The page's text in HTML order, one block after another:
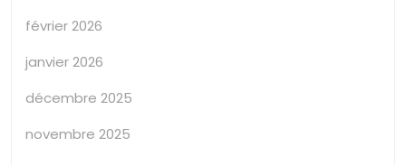
février 2026
janvier 2026
décembre 2025
novembre 2025